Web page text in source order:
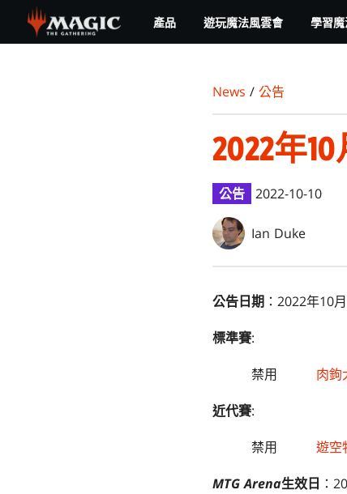
main
產品 遊玩魔法風雲會 學習
News / 公告
2022年
公告 2022-10-10
Ian Duke
公告日期 ：2022年10
標準賽:
禁用 肉鉤
近代賽:
禁用 遊空
MTG Arena生效日 ：